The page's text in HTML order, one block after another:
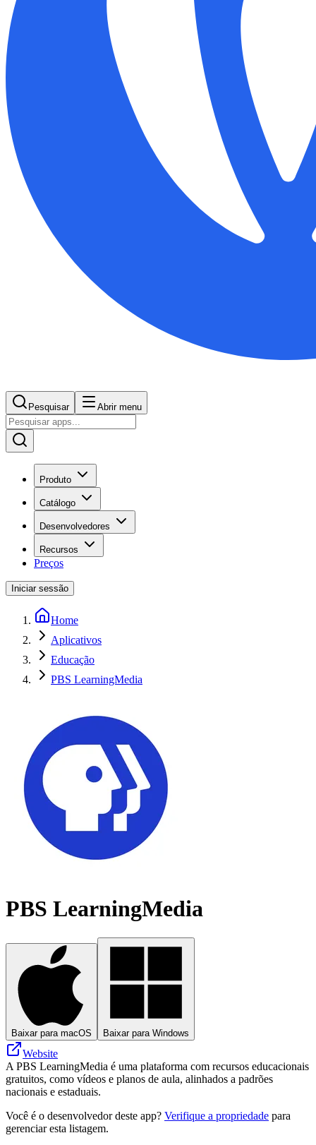
Pesquisar Abrir menu
Produto
Catálogo
Desenvolvedores
Recursos
Preços
Iniciar sessão
Home
Aplicativos
Educação
PBS LearningMedia
PBS LearningMedia
Baixar para macOS Baixar para Windows
Website
A PBS LearningMedia é uma plataforma com recursos educacionais
gratuitos, como vídeos e planos de aula, alinhados a padrões
nacionais e estaduais.
Você é o desenvolvedor deste app? Verifique a propriedade para
gerenciar esta listagem.